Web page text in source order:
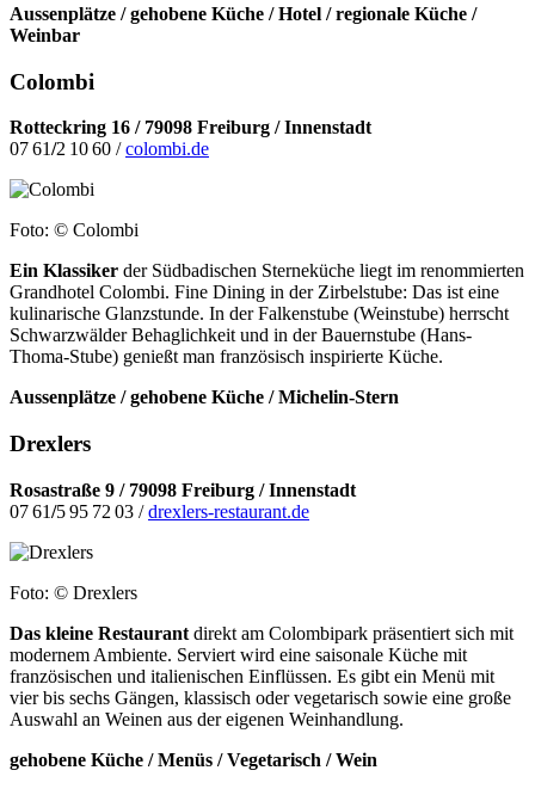
Aussenplätze / gehobene Küche / Hotel / regionale Küche /
Weinbar
Colombi
Rotteckring 16 / 79098 Freiburg / Innenstadt
07 61/2 10 60 /colombi.de
Foto: © Colombi
Ein Klassiker der Südbadischen Sterneküche liegt im renommierten
Grandhotel Colombi. Fine Dining in der Zirbelstube: Das ist eine
kulinarische Glanzstunde. In der Falkenstube (Weinstube) herrscht
Schwarzwälder Behaglichkeit und in der Bauernstube (Hans-
Thoma-Stube) genießt man französisch inspirierte Küche.
Aussenplätze / gehobene Küche / Michelin-Stern
Drexlers
Rosastraße 9 / 79098 Freiburg / Innenstadt
07 61/5 95 72 03 /drexlers-restaurant.de
Foto: © Drexlers
Das kleine Restaurant direkt am Colombipark präsentiert sich mit
modernem Ambiente. Serviert wird eine saisonale Küche mit
französischen und italienischen Einflüssen. Es gibt ein Menü mit
vier bis sechs Gängen, klassisch oder vegetarisch sowie eine große
Auswahl an Weinen aus der eigenen Weinhandlung.
gehobene Küche / Menüs / Vegetarisch / Wein